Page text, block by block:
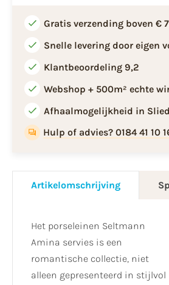
Gratis verzending boven €
Snelle levering door eigen
Klantbeoordeling 9,2
Webshop + 500m² echte
Afhaalmogelijkheid in
Hulp of advies? 0184 41 10
Artikelomschrijving
Het porseleinen Seltmann
Amina servies is een
romantische collectie, niet
alleen gepresenteerd in stijlvol